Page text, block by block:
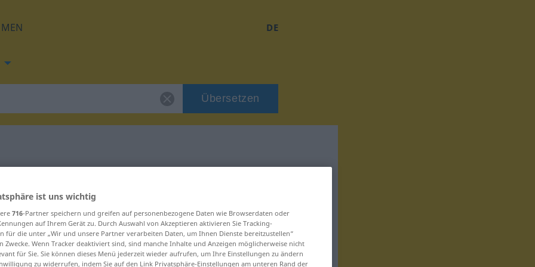
DE
Übersetzen
für "Turiner"
ist uns wichtig
716-Partner speichern und greifen auf personenbezogene Daten wie Browserdaten oder
auf Ihrem Gerät zu. Durch Auswahl von Akzeptieren aktivieren Sie Tracking-
für die unter „Wir und unsere Partner verarbeiten Daten, um Ihnen Dienste bereitzustellen“
Zwecke. Wenn Tracker deaktiviert sind, sind manche Inhalte und Anzeigen möglicherweise nicht
für Sie. Sie können dieses Menü jederzeit wieder aufrufen, um Ihre Einstellungen zu ändern
zu widerrufen, indem Sie auf den Link Privatsphäre-Einstellungen am unteren Rand der